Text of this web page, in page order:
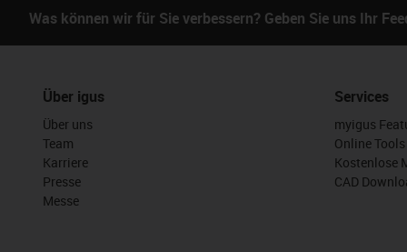
Was können wir für Sie verbessern? Geben Sie uns Ihr
Über igus
Über uns
Team
Karriere
Presse
Messe
Services
myigus
Online Tools
Kostenlose
CAD